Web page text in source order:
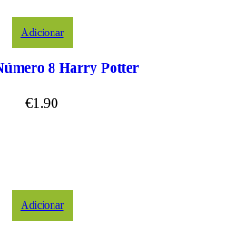
Adicionar
8 Harry Potter
€1.90
Adicionar